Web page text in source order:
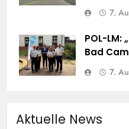
7.
POL-LM:
Bad
7.
Aktuelle News